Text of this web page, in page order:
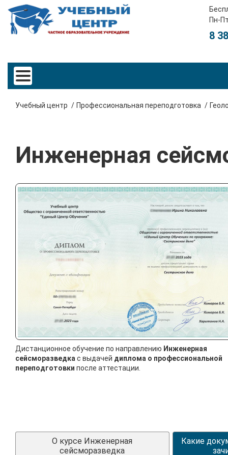
Пн-
8
Учебный центр Профессиональная переподготовка
Инженерная
Дистанционное обучение по направлению Инженерная
сейсморазведкас выдачей диплома о профессиональной
переподготовки после аттестации.
О курсе Инженерная
сейсморазведка
Какие